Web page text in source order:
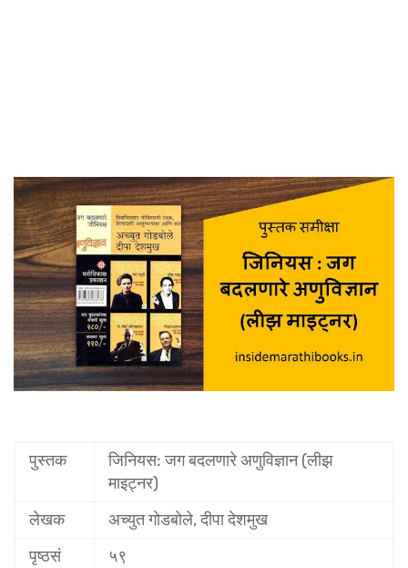
पुस्तक जिनियस: जग बदलणारे अणुविज्ञान (लीझ
माइट्नर)
लेखक
अच्युत गोडबोले, दीपा देशमुख
पृष्ठसं
५९